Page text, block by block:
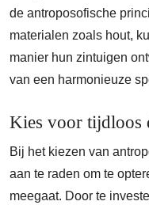
de antroposofische
materialen zoals hout,
manier hun zintuigen
van een harmonieuze
Kies voor tijdloos
Bij het kiezen van
aan te raden om te
meegaat. Door te